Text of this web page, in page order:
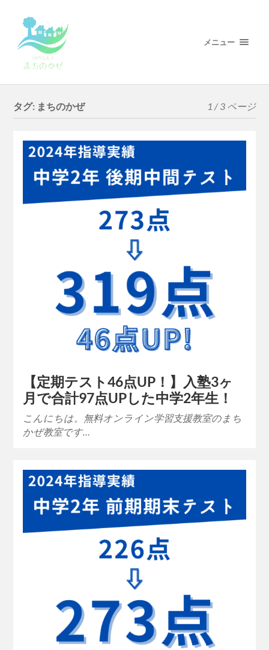
メニュー
タグ: まちのかぜ 1 / 3 ページ
【定期テスト46点UP！】入塾3ヶ
月で合計97点UPした中学2年生！
こんにちは。無料オンライン学習支援教室のまち
かぜ教室です…